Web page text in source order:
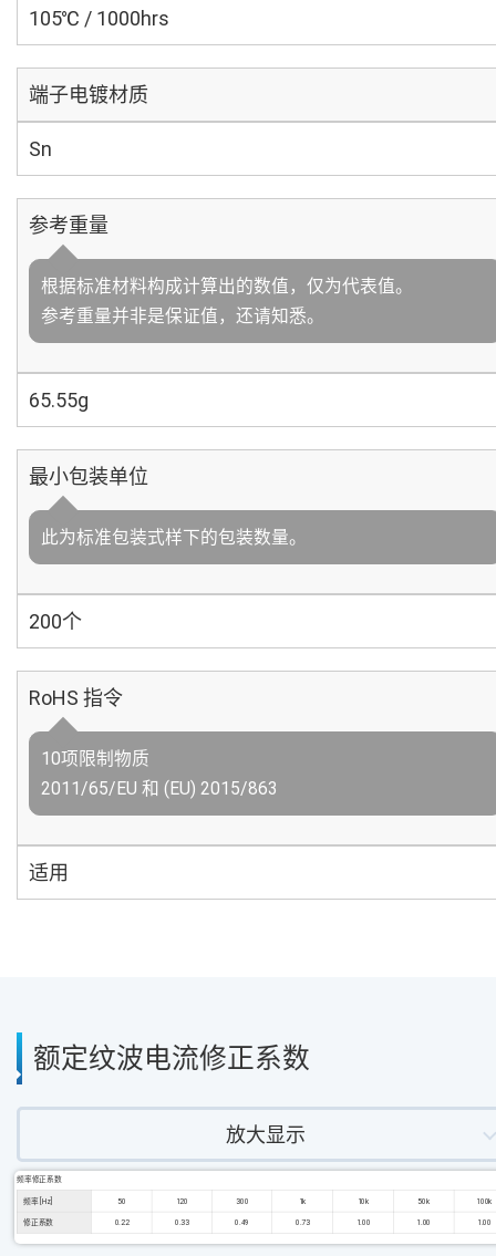
105℃ / 1000hrs
端子电镀材质
Sn
参考重量
根据标准材料构成计算出的数值，仅为代表值。
参考重量并非是保证值，还请知悉。
65.55g
最小包装单位
此为标准包装式样下的包装数量。
200个
RoHS 指令
10项限制物质
2011/65/EU 和 (EU) 2015/863
适用
额定纹波电流修正系数
放大显示
频率修正系数
频率 [Hz] 50 120 300 1k 10k 50k 100k
修正系数 0.22 0.33 0.49 0.73 1.00 1.00 1.00